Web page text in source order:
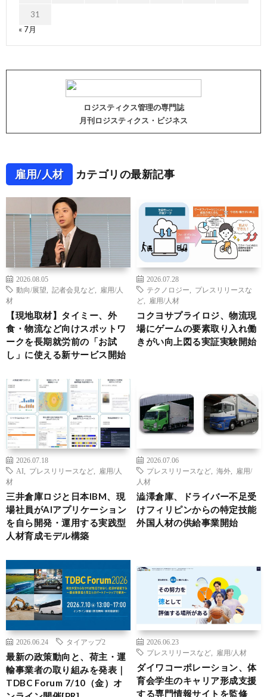
31
« 7月
ロジスティクス管理の専門誌
月刊ロジスティクス・ビジネス
雇用/人材 カテゴリの最新記事
2026.08.05
動向/展望
記者会見など
雇用/人
材
【現地取材】タイミー、外
食・物流など向けスポットワ
ークを長期就労前の「お試
し」に使える新サービス開始
2026.07.28
テクノロジー
プレスリリースな
ど
雇用/人材
コクヨサプライロジ、物流現
場にゲームの要素取り入れ働
きがい向上図る実証実験開始
2026.07.18
AI
プレスリリースなど
雇用/人
材
三井倉庫ロジと日本IBM、現
場社員がAIアプリケーション
を自ら開発・運用する実践型
人材育成モデル構築
2026.07.06
プレスリリースなど
海外
雇用/
人材
澁澤倉庫、ドライバー不足受
けフィリピンからの特定技能
外国人材の供給事業開始
2026.06.24 タイアップ2
最新の政策動向と、荷主・運
輸事業者の取り組みを発表｜
TDBC Forum 7/10（金）オ
2026.06.23
プレスリリースなど
雇用/人材
ダイワコーポレーション、体
育会学生のキャリア形成支援
する専門情報サイトを監修